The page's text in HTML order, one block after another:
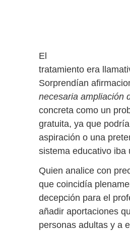
El
tratamiento era
Sorprendían
necesaria ampliación
concreta como un
gratuita, ya que
aspiración o una
sistema educativo iba
Quien analice con
que coincidía
decepción para el
añadir aportaciones
personas adultas y a